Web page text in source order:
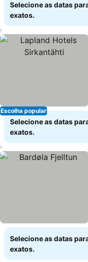
Selecione as datas
exatos.
Escolha popular
Selecione as datas
exatos.
Selecione as datas
exatos.